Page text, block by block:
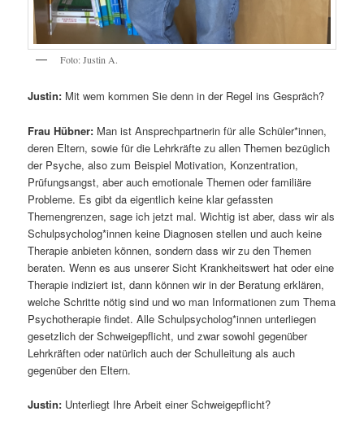
Foto: Justin A.
Justin: Mit wem kommen Sie denn in der Regel ins Gespräch?
Frau Hübner: Man ist Ansprechpartnerin für alle Schüler*innen,
deren Eltern, sowie für die Lehrkräfte zu allen Themen bezüglich
der Psyche, also zum Beispiel Motivation, Konzentration,
Prüfungsangst, aber auch emotionale Themen oder familiäre
Probleme. Es gibt da eigentlich keine klar gefassten
Themengrenzen, sage ich jetzt mal. Wichtig ist aber, dass wir als
Schulpsycholog*innen keine Diagnosen stellen und auch keine
Therapie anbieten können, sondern dass wir zu den Themen
beraten. Wenn es aus unserer Sicht Krankheitswert hat oder eine
Therapie indiziert ist, dann können wir in der Beratung erklären,
welche Schritte nötig sind und wo man Informationen zum Thema
Psychotherapie findet. Alle Schulpsycholog*innen unterliegen
gesetzlich der Schweigepflicht, und zwar sowohl gegenüber
Lehrkräften oder natürlich auch der Schulleitung als auch
gegenüber den Eltern.
Justin: Unterliegt Ihre Arbeit einer Schweigepflicht?